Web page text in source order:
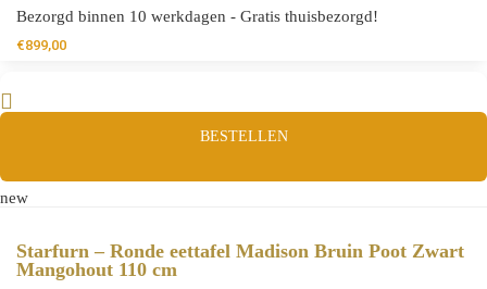
Bezorgd binnen 10 werkdagen - Gratis thuisbezorgd!
€899,00
BESTELLEN
new
Starfurn – Ronde eettafel Madison Bruin Poot Zwart
Mangohout 110 cm